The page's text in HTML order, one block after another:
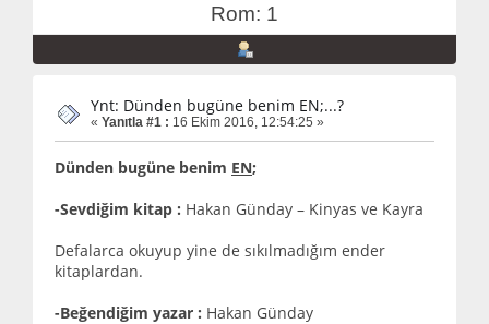
Rom: 1
Ynt: Dünden bugüne benim EN;...?
« Yanıtla #1 : 16 Ekim 2016, 12:54:25 »
Dünden bugüne benim EN;
-Sevdiğim kitap : Hakan Günday – Kinyas ve Kayra
Defalarca okuyup yine de sıkılmadığım ender
kitaplardan.
-Beğendiğim yazar : Hakan Günday